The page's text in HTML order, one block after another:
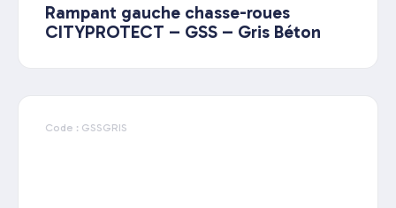
Rampant gauche chasse-roues
CITYPROTECT – GSS – Gris Béton
Code : GSSGRIS